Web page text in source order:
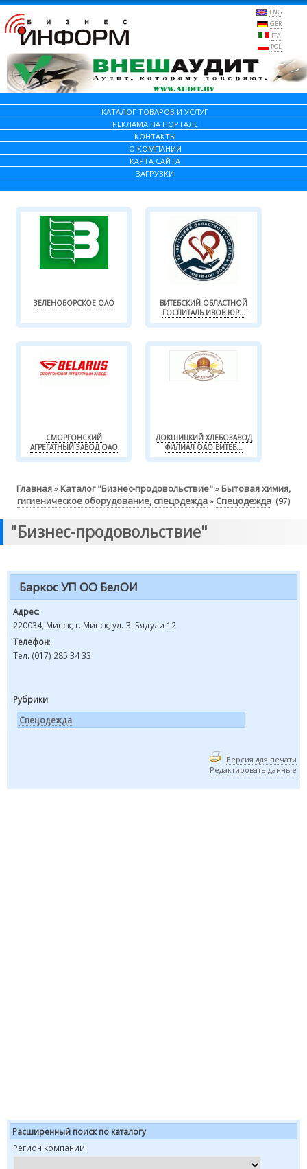
ENG
GER
ITA
POL
КАТАЛОГ ТОВАРОВ И УСЛУГ
РЕКЛАМА НА ПОРТАЛЕ
КОНТАКТЫ
О КОМПАНИИ
КАРТА САЙТА
ЗАГРУЗКИ
ЗЕЛЕНОБОРСКОЕ ОАО
ВИТЕБСКИЙ ОБЛАСТНОЙ
ГОСПИТАЛЬ ИВОВ ЮР...
СМОРГОНСКИЙ
АГРЕГАТНЫЙ ЗАВОД ОАО
ДОКШИЦКИЙ ХЛЕБОЗАВОД
ФИЛИАЛ ОАО ВИТЕБ...
Главная» Каталог "Бизнес-продовольствие"» Бытовая химия,
гигиеническое оборудование, спецодежда» Спецодежда(97)
"Бизнес-продовольствие"
Баркос УП ОО БелОИ
Адрес:
220034, Минск, г. Минск, ул. З. Бядули 12
Телефон:
Тел. (017) 285 34 33
Рубрики:
Спецодежда
Версия для печати
Редактировать данные
Расширенный поиск по каталогу
Регион компании: